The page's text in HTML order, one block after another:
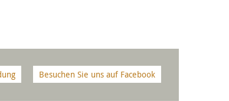
Besuchen Sie uns auf Facebook